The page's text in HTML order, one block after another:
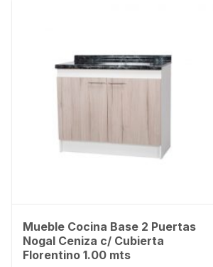
Mueble Cocina Base 2 Puertas
Nogal Ceniza c/ Cubierta
Florentino 1.00 mts